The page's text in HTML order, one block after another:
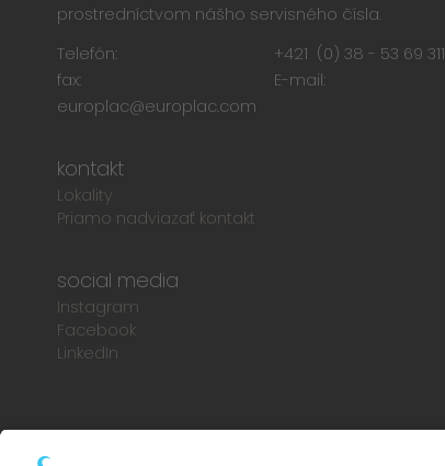
prostredníctvom nášho servisného čísla.
Telefón:
+421 (0) 38 - 53 69 311
fax:
E-mail:
europlac@europlac.com
kontakt
Lokality
Priamo nadviazať kontakt
social media
Instagram
Facebook
LinkedIn